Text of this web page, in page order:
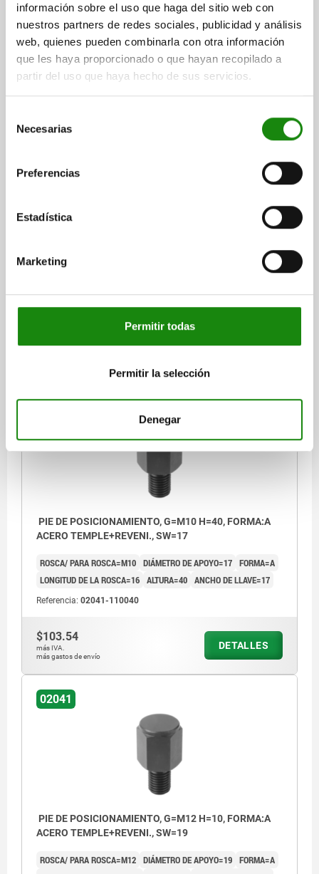
información sobre el uso que haga del sitio web con
nuestros partners de redes sociales, publicidad y análisis
web, quienes pueden combinarla con otra información
que les haya proporcionado o que hayan recopilado a
partir del uso que haya hecho de sus servicios.
Necesarias
Preferencias
Estadística
Marketing
Permitir todas
Permitir la selección
Denegar
Referencia:02041-110010
$141.47
más IVA.
más gastos de envío
PIE DE POSICIONAMIENTO, G=M10 H=20, FORMA:A
ROSCA/ PARA ROSCA=M10
FORMA=A
DETALLES
02041
PIE DE POSICIONAMIENTO, G=M10 H=40, FORMA:A
ACERO TEMPLE+REVENI., SW=17
ROSCA/ PARA ROSCA=M10 DIÁMETRO DE APOYO=17 FORMA=A
LONGITUD DE LA ROSCA=16 ALTURA=40 ANCHO DE LLAVE=17
Referencia: 02041-110040
$103.54
más IVA.
más gastos de envío
DETALLES
02041
PIE DE POSICIONAMIENTO, G=M12 H=10, FORMA:A
ACERO TEMPLE+REVENI., SW=19
ROSCA/ PARA ROSCA=M12 DIÁMETRO DE APOYO=19 FORMA=A